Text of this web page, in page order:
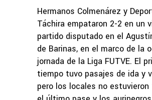
Hermanos Colmenárez y
Táchira empataron 2-2 en un
partido disputado en el
de Barinas, en el marco de la
jornada de la Liga FUTVE. El
tiempo tuvo pasajes de ida y
pero los locales no